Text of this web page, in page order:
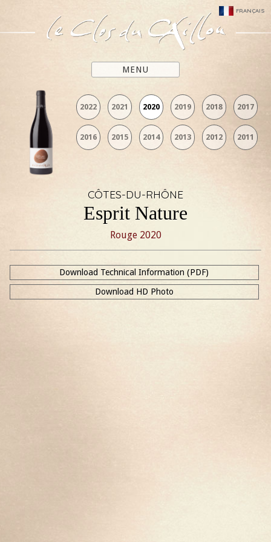
FRANÇAIS
MENU
2022 2021 2020 2019 2018 2017
2016 2015 2014 2013 2012 2011
CÔTES-DU-RHÔNE
Esprit Nature
Rouge 2020
Download Technical Information (PDF)
Download HD Photo